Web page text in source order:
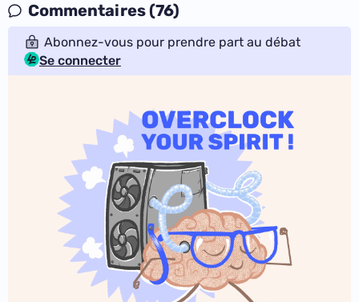
Commentaires (76)
Abonnez-vous pour prendre part au débat
Se connecter